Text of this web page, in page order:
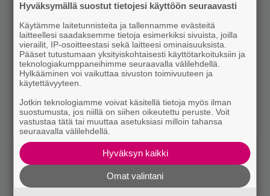
Hyväksymällä suostut tietojesi käyttöön seuraavasti
Käytämme laitetunnisteita ja tallennamme evästeitä
laitteellesi saadaksemme tietoja esimerkiksi sivuista, joilla
vierailit, IP-osoitteestasi sekä laitteesi ominaisuuksista.
Pääset tutustumaan yksityiskohtaisesti käyttötarkoituksiin ja
teknologiakumppaneihimme seuraavalla välilehdellä.
Hylkääminen voi vaikuttaa sivuston toimivuuteen ja
käytettävyyteen.
Jotkin teknologiamme voivat käsitellä tietoja myös ilman
suostumusta, jos niillä on siihen oikeutettu peruste. Voit
vastustaa tätä tai muuttaa asetuksiasi milloin tahansa
seuraavalla välilehdellä.
Hyväksyn kaikki
Omat valintani